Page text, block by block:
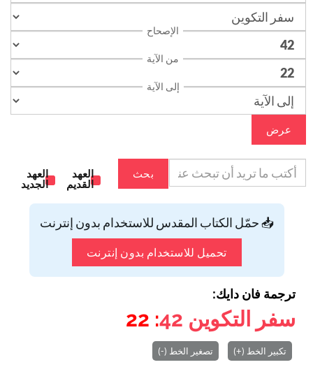
الإصحاح
من الآية
إلى الآية
عرض
بحث
العهد
القديم
العهد
الجديد
📥 حمّل الكتاب المقدس للاستخدام بدون إنترنت
تحميل للاستخدام بدون إنترنت
ترجمة فان دايك:
سفر التكوين 42
: 22
تكبير الخط (+) تصغير الخط (-)